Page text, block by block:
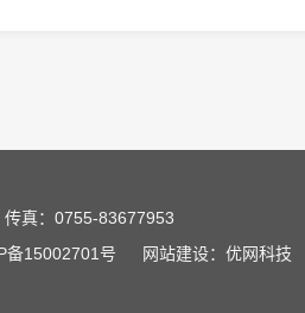
传真：0755-83677953
备15002701号 网站建设：优网科技